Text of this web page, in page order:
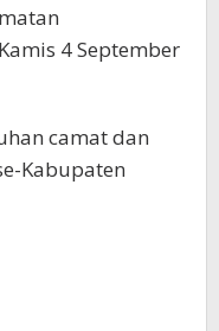
4 September
camat dan
Kabupaten